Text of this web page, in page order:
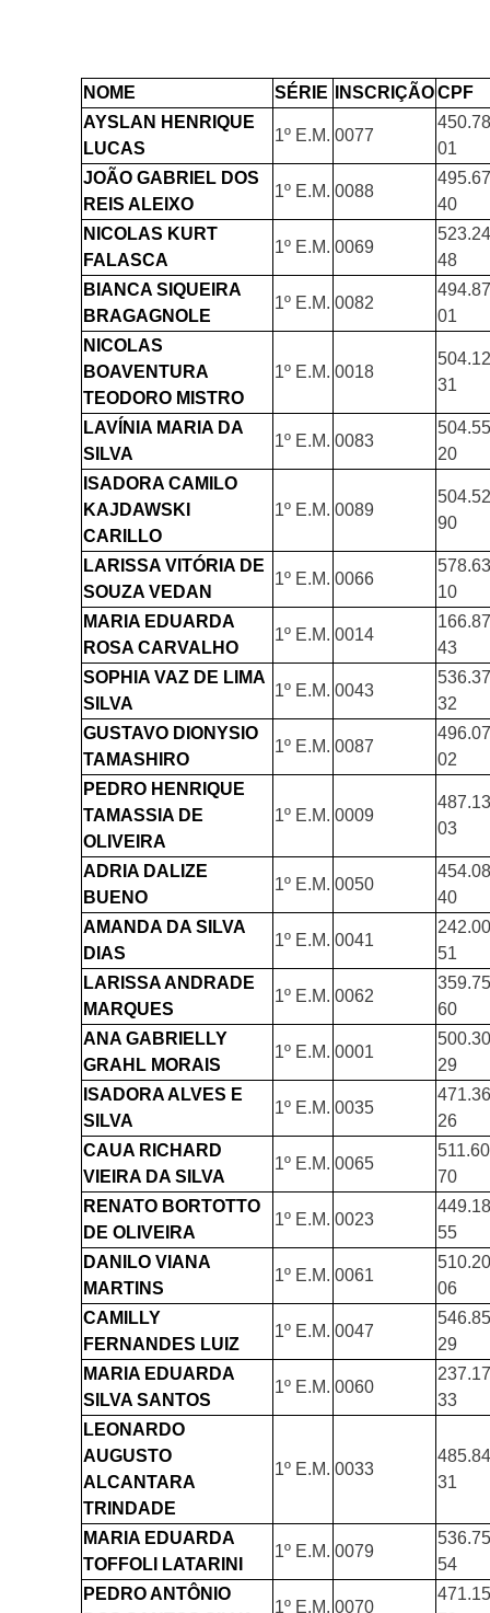
NOME SÉRIE INSCRIÇÃOCPF
AYSLAN HENRIQUE
LUCAS
1º E.M. 0077
01
JOÃO GABRIEL DOS
REIS ALEIXO
1º E.M. 0088
40
NICOLAS KURT
FALASCA
1º E.M. 0069
48
BIANCA SIQUEIRA
BRAGAGNOLE
1º E.M. 0082
01
NICOLAS
BOAVENTURA
TEODORO MISTRO
1º E.M. 0018
31
LAVÍNIA MARIA DA
SILVA
1º E.M. 0083
20
ISADORA CAMILO
KAJDAWSKI
CARILLO
1º E.M. 0089
90
LARISSA VITÓRIA DE
SOUZA VEDAN
1º E.M. 0066
10
MARIA EDUARDA
ROSA CARVALHO
1º E.M. 0014
43
SOPHIA VAZ DE LIMA
SILVA
1º E.M. 0043
32
GUSTAVO DIONYSIO
TAMASHIRO
1º E.M. 0087
02
PEDRO HENRIQUE
TAMASSIA DE
OLIVEIRA
1º E.M. 0009
03
ADRIA DALIZE
BUENO
1º E.M. 0050
40
AMANDA DA SILVA
DIAS
1º E.M. 0041
51
LARISSA ANDRADE
MARQUES
1º E.M. 0062
60
ANA GABRIELLY
GRAHL MORAIS
1º E.M. 0001
29
ISADORA ALVES E
SILVA
1º E.M. 0035
26
CAUA RICHARD
VIEIRA DA SILVA
1º E.M. 0065
70
RENATO BORTOTTO
DE OLIVEIRA
1º E.M. 0023
55
DANILO VIANA
MARTINS
1º E.M. 0061
06
CAMILLY
FERNANDES LUIZ
1º E.M. 0047
29
MARIA EDUARDA
SILVA SANTOS
1º E.M. 0060
33
LEONARDO
AUGUSTO
ALCANTARA
TRINDADE
1º E.M. 0033
31
MARIA EDUARDA
TOFFOLI LATARINI
1º E.M. 0079
54
PEDRO ANTÔNIO
1º E.M. 0070